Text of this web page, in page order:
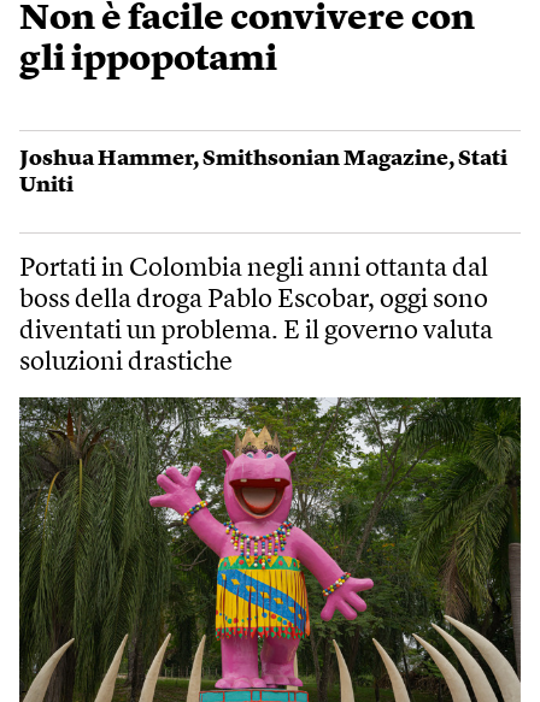
Non è facile convivere con
gli ippopotami
Joshua Hammer,Smithsonian Magazine,Stati
Uniti
Portati in Colombia negli anni ottanta dal
boss della droga Pablo Escobar, oggi sono
diventati un problema. E il governo valuta
soluzioni drastiche